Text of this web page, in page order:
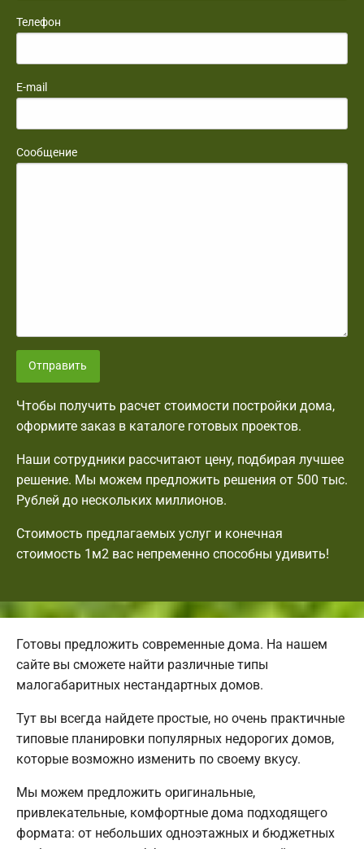
Телефон
E-mail
Сообщение
Отправить
Чтобы получить расчет стоимости постройки дома,
оформите заказ в каталоге готовых проектов.
Наши сотрудники рассчитают цену, подбирая лучшее
решение. Мы можем предложить решения от 500 тыс.
Рублей до нескольких миллионов.
Стоимость предлагаемых услуг и конечная
стоимость 1м2 вас непременно способны удивить!
Готовы предложить современные дома. На нашем
сайте вы сможете найти различные типы
малогабаритных нестандартных домов.
Тут вы всегда найдете простые, но очень практичные
типовые планировки популярных недорогих домов,
которые возможно изменить по своему вкусу.
Мы можем предложить оригинальные,
привлекательные, комфортные дома подходящего
формата: от небольших одноэтажных и бюджетных